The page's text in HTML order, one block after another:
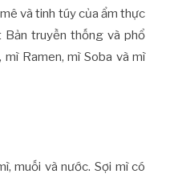
và tinh túy của ẩm thực
Bản truyền thống và phổ
Ramen, mì Soba và mì
muối và nước. Sợi mì có